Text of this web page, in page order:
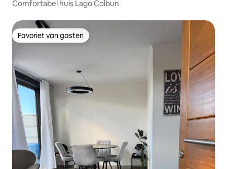
Comfortabel huis Lago Colbun
Favoriet van gasten
Favoriet van gasten